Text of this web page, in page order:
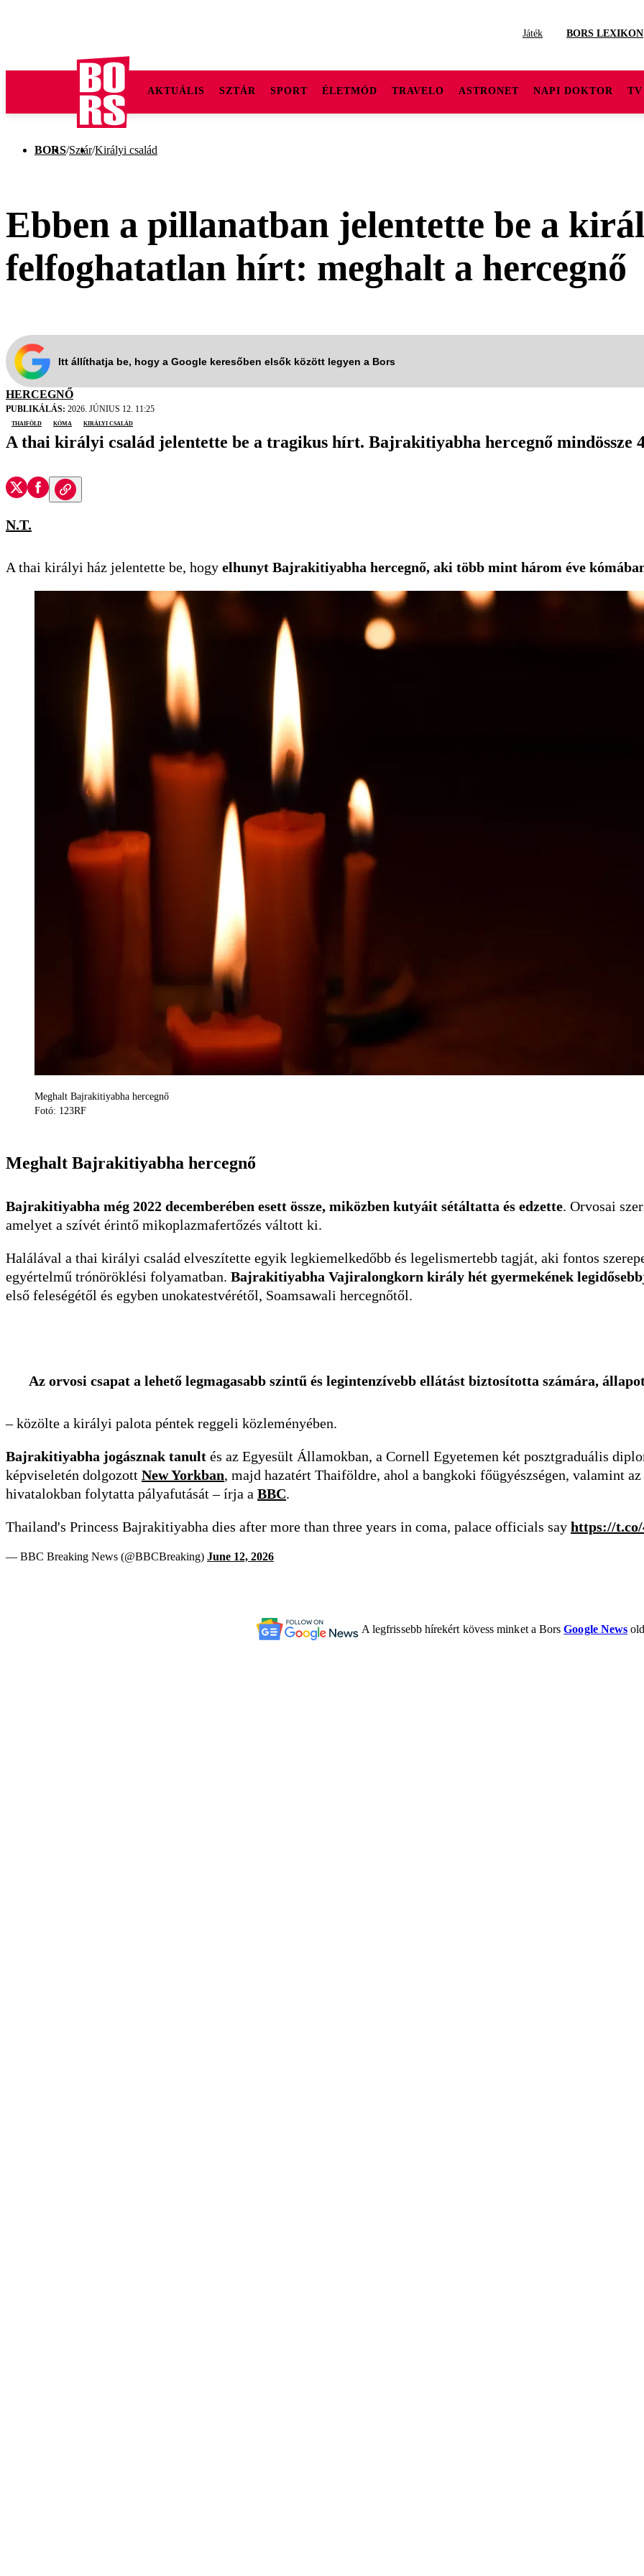
Játék BORS LEXIKON
AKTUÁLIS SZTÁR SPORT ÉLETMÓD TRAVELO ASTRONET NAPI DOKTOR TV
BORS/Sztár/Királyi család
Ebben a pillanatban jelentette be a
felfoghatatlan hírt: meghalt a hercegnő
Itt állíthatja be, hogy a Google keresőben elsők között legyen a Bors
HERCEGNŐ
PUBLIKÁLÁS: 2026. JÚNIUS 12. 11:25
Thaiföld
kóma királyi család
A thai királyi család jelentette be a tragikus hírt. Bajrakitiyabha hercegnő mindössze
N.T.
A thai királyi ház jelentette be, hogy elhunyt Bajrakitiyabha hercegnő, aki több mint három éve
Meghalt Bajrakitiyabha hercegnő
Fotó: 123RF
Meghalt Bajrakitiyabha hercegnő
Bajrakitiyabha még 2022 decemberében esett össze, miközben kutyáit sétáltatta és edzette. Orvosai
amelyet a szívét érintő mikoplazmafertőzés váltott ki.
Halálával a thai királyi család elveszítette egyik legkiemelkedőbb és legelismertebb tagját, aki fontos
egyértelmű trónöröklési folyamatban. Bajrakitiyabha Vajiralongkorn király hét gyermekének
első feleségétől és egyben unokatestvérétől, Soamsawali hercegnőtől.
Az orvosi csapat a lehető legmagasabb szintű és legintenzívebb ellátást biztosította számára,
– közölte a királyi palota péntek reggeli közleményében.
Bajrakitiyabha jogásznak tanult és az Egyesült Államokban, a Cornell Egyetemen két posztgraduális
képviseletén dolgozott New Yorkban, majd hazatért Thaiföldre, ahol a bangkoki főügyészségen, valamint
hivatalokban folytatta pályafutását – írja a BBC.
Thailand's Princess Bajrakitiyabha dies after more than three years in coma, palace officials say https://
— BBC Breaking News (@BBCBreaking) June 12, 2026
A legfrissebb hírekért kövess minket a BorsGoogle News